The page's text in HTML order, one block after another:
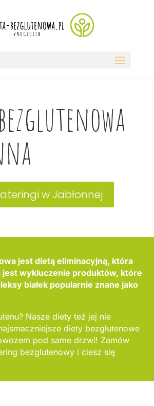
w Jabłonnej
jest dietą eliminacyjną, która
jest wykluczenie produktów, które
białek popularnie znane jako
Nasze diety też jej nie
diety bezglutenowe
pod same drzwi! Zamów
bezglutenowy i ciesz się